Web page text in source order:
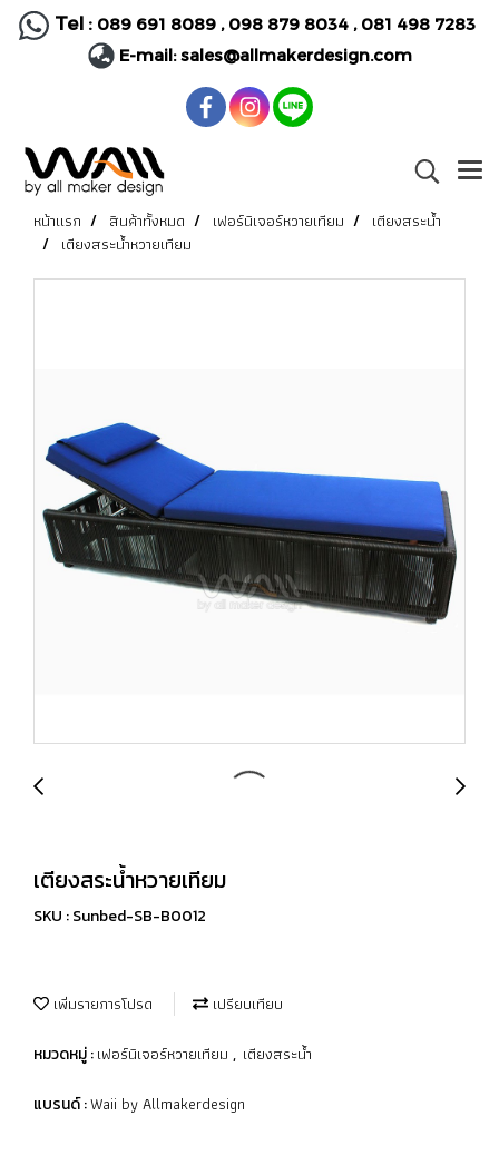
Tel : 089 691 8089, 098 879 8034 , 081 498 7283
E-mail:sales@allmakerdesign.com
หน้าแรก สินค้าทั้งหมด เฟอร์นิเจอร์หวายเทียม
เตียงสระน้ำ
เตียงสระน้ำหวายเทียม
เตียงสระน้ำหวายเทียม
SKU : Sunbed-SB-B0012
เพิ่มรายการโปรด เปรียบเทียบ
หมวดหมู่ :เฟอร์นิเจอร์หวายเทียม , เตียงสระน้ำ
แบรนด์ :Waii by Allmakerdesign